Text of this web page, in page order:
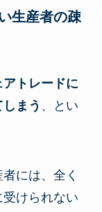
生産者の疎
アトレードに
まう 、とい
には、全く
けられない